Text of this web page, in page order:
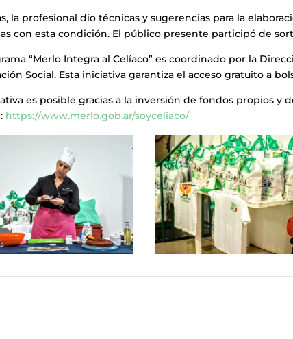
la profesional dio técnicas y sugerencias para la
con esta condición. El público presente participó de
“Merlo Integra al Celíaco” es coordinado por la
Social. Esta iniciativa garantiza el acceso gratuito a
es posible gracias a la inversión de fondos propios y
https://www.merlo.gob.ar/soyceliaco/